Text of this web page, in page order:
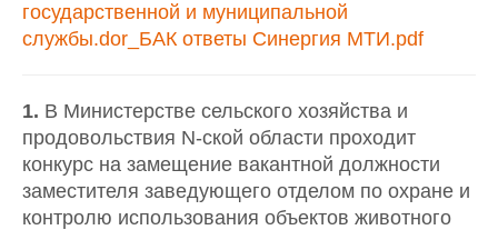
государственной и муниципальной
службы.dor_БАК ответы Синергия МТИ.pdf
1. В Министерстве сельского хозяйства и
продовольствия N-ской области проходит
конкурс на замещение вакантной должности
заместителя заведующего отделом по охране и
контролю использования объектов животного